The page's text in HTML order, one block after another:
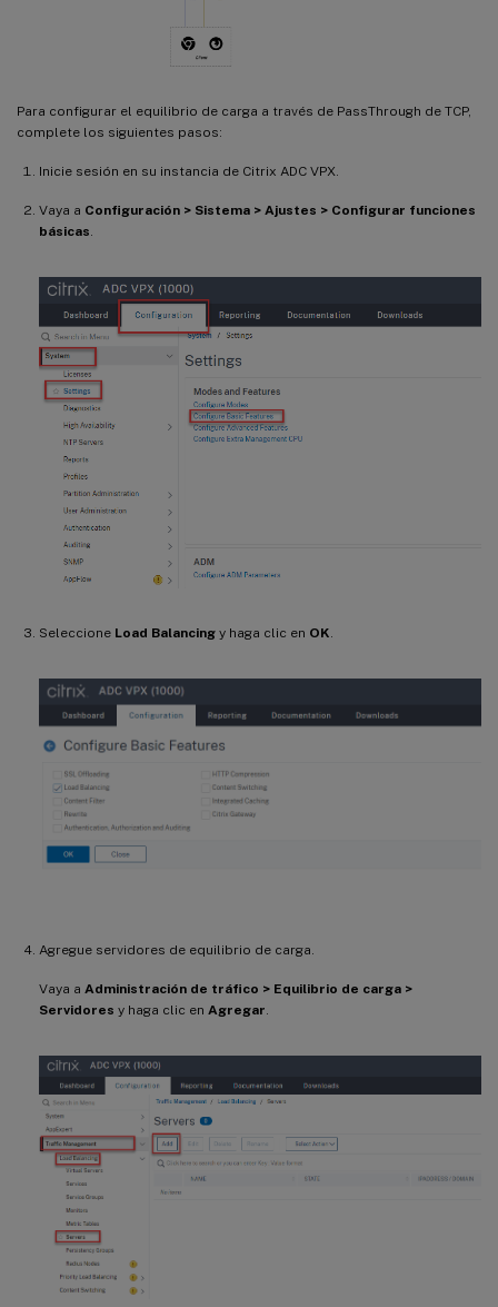
Para configurar el equilibrio de carga a través de PassThrough de TCP,
complete los siguientes pasos:
Inicie sesión en su instancia de Citrix ADC VPX.
Vaya a Configuración > Sistema > Ajustes > Configurar funciones
básicas
Seleccione Load Balancing y haga clic en OK.
Agregue servidores de equilibrio de carga.
Vaya a Administración de tráfico > Equilibrio de carga >
Servidores y haga clic en Agregar